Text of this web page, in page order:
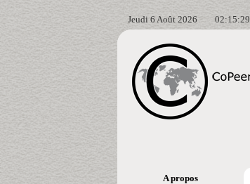
Jeudi 6 Août 2026 02:15:31
A propos